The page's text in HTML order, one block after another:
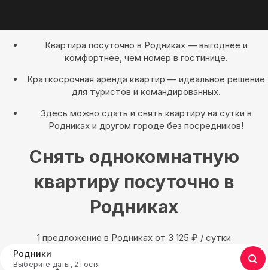
Квартира посуточно в Родниках — выгоднее и
комфортнее, чем номер в гостинице.
Краткосрочная аренда квартир — идеальное решение
для туристов и командированных.
Здесь можно сдать и снять квартиру на сутки в
Родниках и другом городе без посредников!
Снять однокомнатную
квартиру посуточно в
Родниках
1 предложение в Родниках oт 3 125 ₽ / сутки
Родники
Выберите даты, 2 гостя